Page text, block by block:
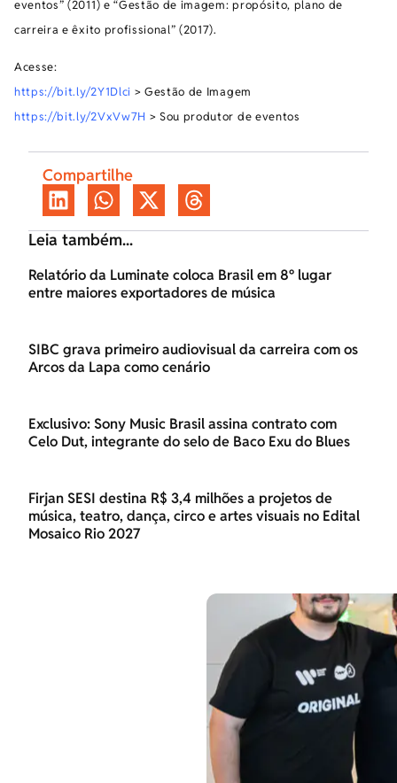
eventos” (2011) e “Gestão de imagem: propósito, plano de
carreira e êxito profissional” (2017).
Acesse:
https://bit.ly/2Y1Dlci > Gestão de Imagem
https://bit.ly/2VxVw7H > Sou produtor de eventos
Compartilhe
Leia também...
Relatório da Luminate coloca Brasil em 8º lugar
entre maiores exportadores de música
SIBC grava primeiro audiovisual da carreira com os
Arcos da Lapa como cenário
Exclusivo: Sony Music Brasil assina contrato com
Celo Dut, integrante do selo de Baco Exu do Blues
Firjan SESI destina R$ 3,4 milhões a projetos de
música, teatro, dança, circo e artes visuais no Edital
Mosaico Rio 2027